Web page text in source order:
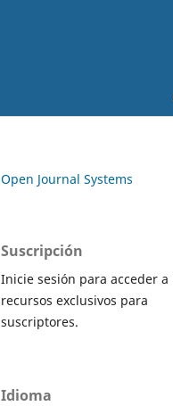
Open Journal Systems
Suscripción
Inicie sesión para acceder a
recursos exclusivos para
suscriptores.
Idioma